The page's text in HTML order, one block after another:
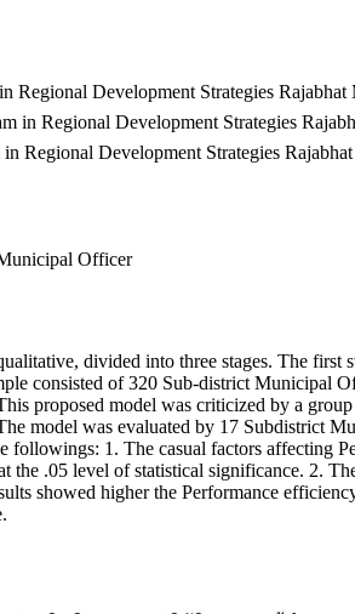
Regional Development Strategies
in Regional Development Strategies
Regional Development Strategies
Officer
divided into three stages. The
consisted of 320 Sub-district Municipal
proposed model was criticized by a
model was evaluated by 17
followings: 1. The casual factors
the .05 level of statistical significance. 2.
showed higher the Performance